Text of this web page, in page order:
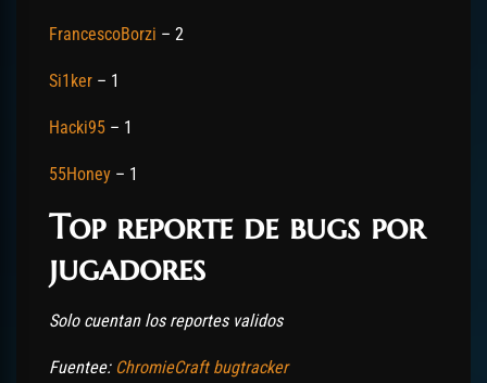
FrancescoBorzi – 2
Si1ker – 1
Hacki95 – 1
55Honey – 1
Top reporte de bugs por
jugadores
Solo cuentan los reportes validos
Fuentee: ChromieCraft bugtracker